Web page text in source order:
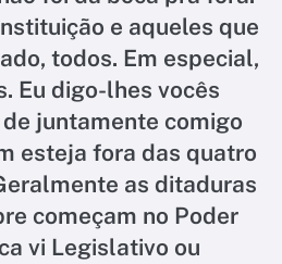
e aqueles que
todos. Em especial,
Eu digo-lhes vocês
juntamente comigo
esteja fora das quatro
as ditaduras
começam no Poder
vi Legislativo ou